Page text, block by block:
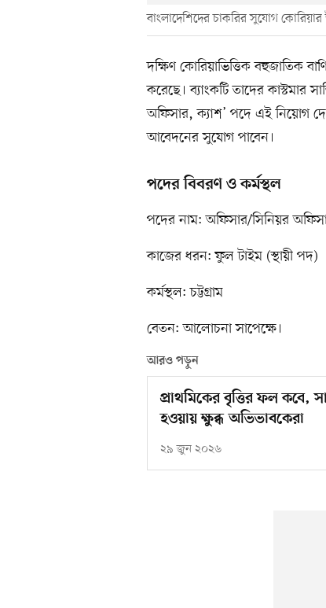
বাংলাদেশিদের চাকরির সুযোগ কোরিয়ার
দক্ষিণ কোরিয়াভিত্তিক বহুজাতিক
করেছে। ব্যাংকটি তাদের কাস্টমার
অফিসার, ক্যাশ’ পদে এই নিয়োগ
আবেদনের সুযোগ পাবেন।
পদের বিবরণ ও কর্মস্থল
পদের নাম: অফিসার/সিনিয়র
কাজের ধরন: ফুল টাইম (স্থায়ী পদ)
কর্মস্থল: চট্টগ্রাম
বেতন: আলোচনা সাপেক্ষে।
আরও পড়ুন
প্রাথমিকের বৃত্তির ফল কবে,
হওয়ায় ক্ষুব্ধ অভিভাবকেরা
২৯ জুন ২০২৬